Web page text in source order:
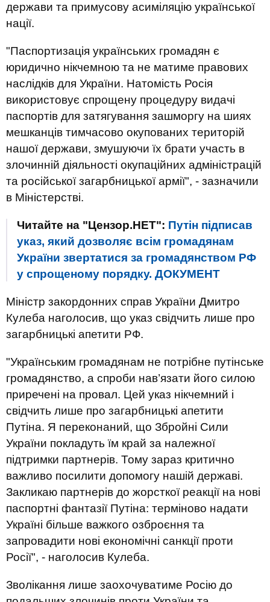
держави та примусову асиміляцію української
нації.
"Паспортизація українських громадян є
юридично нікчемною та не матиме правових
наслідків для України. Натомість Росія
використовує спрощену процедуру видачі
паспортів для затягування зашморгу на шиях
мешканців тимчасово окупованих територій
нашої держави, змушуючи їх брати участь в
злочинній діяльності окупаційних адміністрацій
та російської загарбницької армії", - зазначили
в Міністерстві.
Читайте на "Цензор.НЕТ": Путін підписав
указ, який дозволяє всім громадянам
України звертатися за громадянством РФ
у спрощеному порядку. ДОКУМЕНТ
Міністр закордонних справ України Дмитро
Кулеба наголосив, що указ свідчить лише про
загарбницькі апетити РФ.
"Українським громадянам не потрібне путінське
громадянство, а спроби нав’язати його силою
приречені на провал. Цей указ нікчемний і
свідчить лише про загарбницькі апетити
Путіна. Я переконаний, що Збройні Сили
України покладуть їм край за належної
підтримки партнерів. Тому зараз критично
важливо посилити допомогу нашій державі.
Закликаю партнерів до жорсткої реакції на нові
паспортні фантазії Путіна: терміново надати
Україні більше важкого озброєння та
запровадити нові економічні санкції проти
Росії", - наголосив Кулеба.
Зволікання лише заохочуватиме Росію до